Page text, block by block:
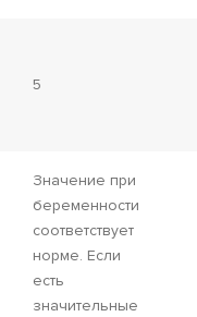
5
Значение при
беременности
соответствует
норме. Если
есть
значительные